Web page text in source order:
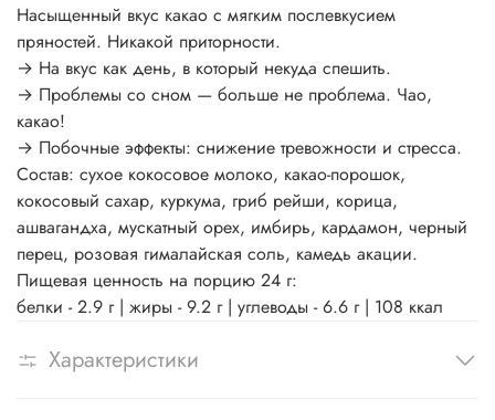
Насыщенный вкус какао с мягким послевкусием
пряностей. Никакой приторности.
→ На вкус как день, в который некуда спешить.
→ Проблемы со сном — больше не проблема. Чао,
какао!
→ Побочные эффекты: снижение тревожности и стресса.
Состав: сухое кокосовое молоко, какао-порошок,
кокосовый сахар, куркума, гриб рейши, корица,
ашвагандха, мускатный орех, имбирь, кардамон, черный
перец, розовая гималайская соль, камедь акации.
Пищевая ценность на порцию 24 г:
белки - 2.9 г | жиры - 9.2 г | углеводы - 6.6 г | 108 ккал
Характеристики